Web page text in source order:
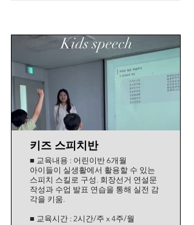
키즈 스피치반
■ 교육내용 : 어린이반 6개월
아이들이 실생활에서 활용할 수 있는
스피치 스킬로 구성. 회장선거 연설문
작성과 수업 발표 연습을 통해 실전 감
각을 키움.
■ 교육시간 : 2시간/주 x 4주/월